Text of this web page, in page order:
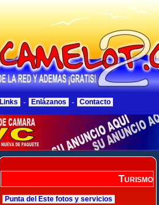
Links - Enlázanos - Contacto
Turismo
Punta del Este fotos y servicios